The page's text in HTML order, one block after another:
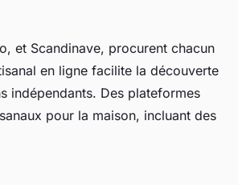
et Scandinave, procurent chacun
en ligne facilite la découverte
indépendants. Des plateformes
pour la maison, incluant des